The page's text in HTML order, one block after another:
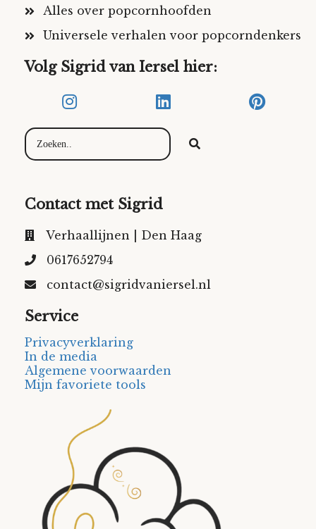
Alles over popcornhoofden
Universele verhalen voor popcorndenkers
Volg Sigrid van Iersel hier:
Contact met Sigrid
Verhaallijnen | Den Haag
0617652794
contact@sigridvaniersel.nl
Service
Privacyverklaring
In de media
Algemene voorwaarden
Mijn favoriete tools